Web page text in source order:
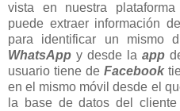
vista en nuestra plataforma
puede extraer información
para identificar un mismo
WhatsApp y desde la app
usuario tiene de Facebook
en el mismo móvil desde el
la base de datos del